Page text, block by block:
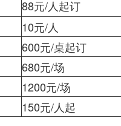
88元/人起订
10元/人
600元/桌起订
680元/场
1200元/场
150元/人起